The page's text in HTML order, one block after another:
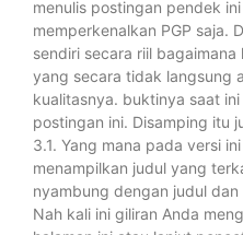
menulis postingan pendek
memperkenalkan PGP saja.
sendiri secara riil
yang secara tidak langsung
kualitasnya. buktinya saat
postingan ini. Disamping itu
3.1. Yang mana pada versi
menampilkan judul yang
nyambung dengan judul
Nah kali ini giliran Anda